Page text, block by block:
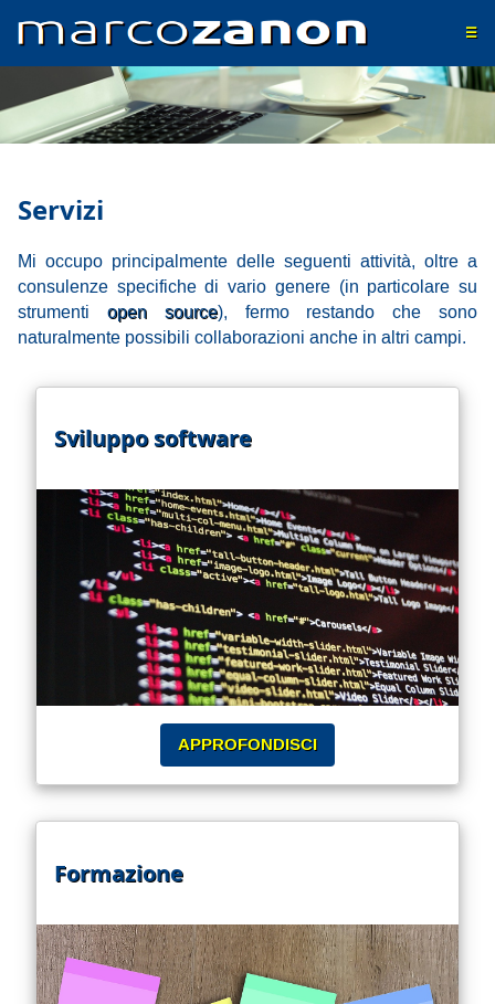
main
content
☰
Servizi
Mi occupo principalmente delle seguenti attività, oltre a
consulenze specifiche di vario genere (in particolare su
strumenti open source), fermo restando che sono
naturalmente possibili collaborazioni anche in altri campi.
Sviluppo software
APPROFONDISCI
Formazione